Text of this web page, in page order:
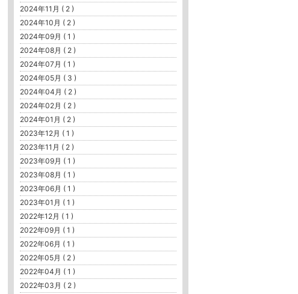
2024年11月 ( 2 )
2024年10月 ( 2 )
2024年09月 ( 1 )
2024年08月 ( 2 )
2024年07月 ( 1 )
2024年05月 ( 3 )
2024年04月 ( 2 )
2024年02月 ( 2 )
2024年01月 ( 2 )
2023年12月 ( 1 )
2023年11月 ( 2 )
2023年09月 ( 1 )
2023年08月 ( 1 )
2023年06月 ( 1 )
2023年01月 ( 1 )
2022年12月 ( 1 )
2022年09月 ( 1 )
2022年06月 ( 1 )
2022年05月 ( 2 )
2022年04月 ( 1 )
2022年03月 ( 2 )